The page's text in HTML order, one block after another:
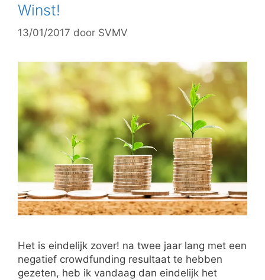
Winst!
13/01/2017 door SVMV
Het is eindelijk zover! na twee jaar lang met een
negatief crowdfunding resultaat te hebben
gezeten, heb ik vandaag dan eindelijk het